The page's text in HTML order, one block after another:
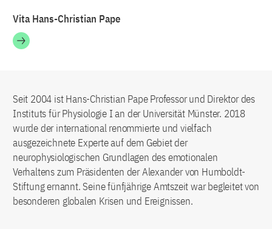
Vita Hans-Christian Pape
Seit 2004 ist Hans-Christian Pape Professor und Direktor des
Instituts für Physiologie I an der Universität Münster. 2018
wurde der international renommierte und vielfach
ausgezeichnete Experte auf dem Gebiet der
neurophysiologischen Grundlagen des emotionalen
Verhaltens zum Präsidenten der Alexander von Humboldt-
Stiftung ernannt. Seine fünfjährige Amtszeit war begleitet von
besonderen globalen Krisen und Ereignissen.